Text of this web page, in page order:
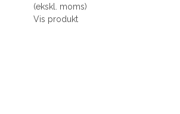
(ekskl. moms)
Vis produkt